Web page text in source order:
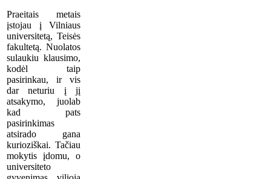
Praeitais metais
įstojau į Vilniaus
universitetą, Teisės
fakultetą. Nuolatos
sulaukiu klausimo,
kodėl taip
pasirinkau, ir vis
dar neturiu į jį
atsakymo, juolab
kad pats
pasirinkimas
atsirado gana
kurioziškai. Tačiau
mokytis įdomu, o
universiteto